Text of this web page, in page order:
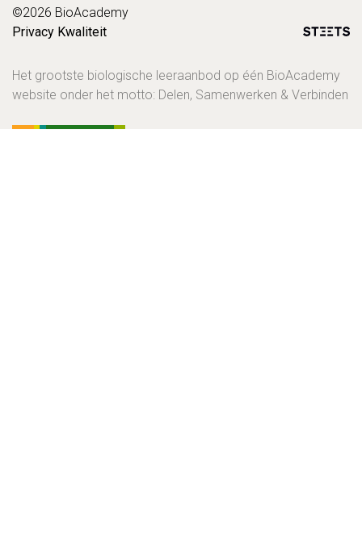
©2026 BioAcademy
Privacy Kwaliteit
Het grootste biologische leeraanbod op één BioAcademy
website onder het motto: Delen, Samenwerken & Verbinden